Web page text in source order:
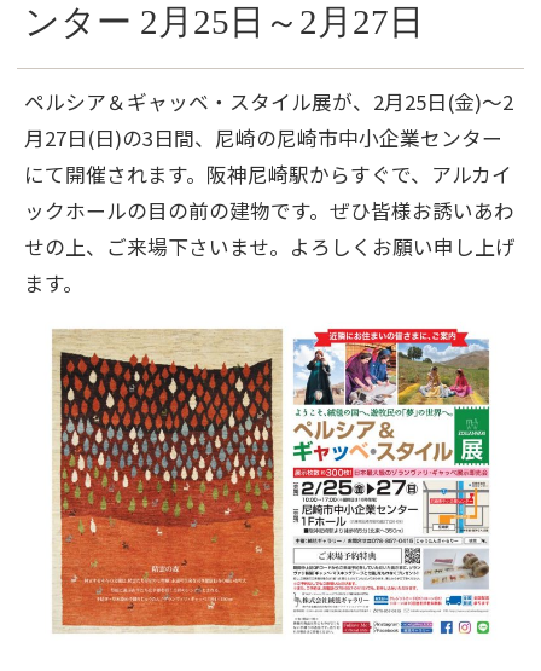
ンター 2月25日～2月27日
ペルシア＆ギャッベ・スタイル展が、2月25日(金)～2
月27日(日)の3日間、尼崎の尼崎市中小企業センター
にて開催されます。阪神尼崎駅からすぐで、アルカイ
ックホールの目の前の建物です。ぜひ皆様お誘いあわ
せの上、ご来場下さいませ。よろしくお願い申し上げ
ます。